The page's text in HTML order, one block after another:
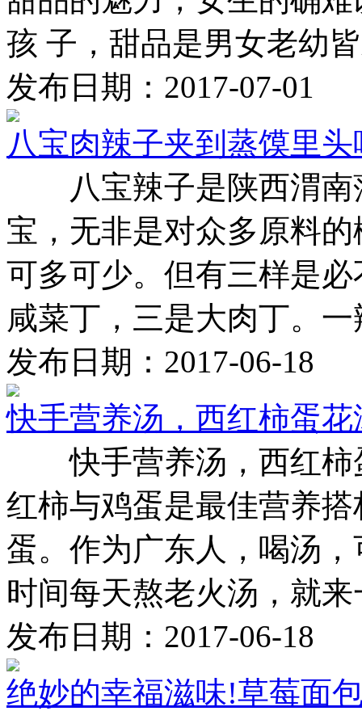
孩 子，甜品是男女老幼
发布日期：2017-07-01
八宝肉辣子夹到蒸馍里
八宝辣子是陕西渭南
宝，无非是对众多原料
可多可少。但有三样是
咸菜丁，三是大肉丁。
发布日期：2017-06-18
快手营养汤，西红柿蛋花
快手营养汤，西
红柿与鸡蛋是最佳营养
蛋。作为广东人，喝汤
时间每天熬老火汤，就
发布日期：2017-06-18
绝妙的幸福滋味!草莓面